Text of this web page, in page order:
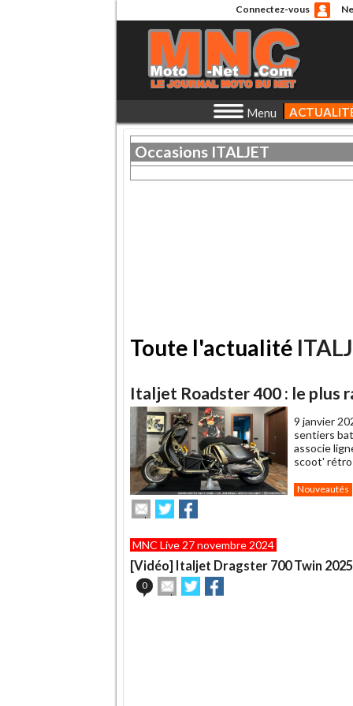
Connectez-vous
Menu
Occasions ITALJET
Toute l'actualité
Italjet Roadster 400 : le plus
9 janvier
sentiers
associe
scoot'
Nouveautés
Envoyer
cet
à
un
ami
Partager
sur
sur
MNC Live 27 novembre 2024
[Vidéo] Italjet Dragster 700 Twin
0
Envoyer
cet
Partager
sur sur